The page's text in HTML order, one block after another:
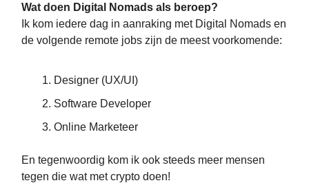
Wat doen Digital Nomads als beroep?
Ik kom iedere dag in aanraking met Digital Nomads en
de volgende remote jobs zijn de meest voorkomende:
Designer (UX/UI)
Software Developer
Online Marketeer
En tegenwoordig kom ik ook steeds meer mensen
tegen die wat met crypto doen!